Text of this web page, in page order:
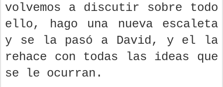
volvemos a discutir sobre todo
ello, hago una nueva escaleta
y se la pasó a David, y el la
rehace con todas las ideas que
se le ocurran.